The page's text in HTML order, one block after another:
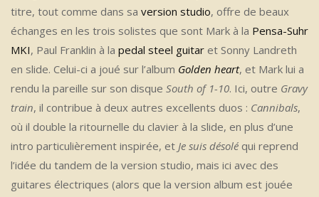
titre, tout comme dans sa version studio, offre de beaux
échanges en les trois solistes que sont Mark à la Pensa-Suhr
MKI, Paul Franklin à la pedal steel guitar et Sonny Landreth
en slide. Celui-ci a joué sur l’album Golden heart, et Mark lui a
rendu la pareille sur son disque South of 1-10. Ici, outre Gravy
train, il contribue à deux autres excellents duos : Cannibals,
où il double la ritournelle du clavier à la slide, en plus d’une
intro particulièrement inspirée, et Je suis désolé qui reprend
l’idée du tandem de la version studio, mais ici avec des
guitares électriques (alors que la version album est jouée